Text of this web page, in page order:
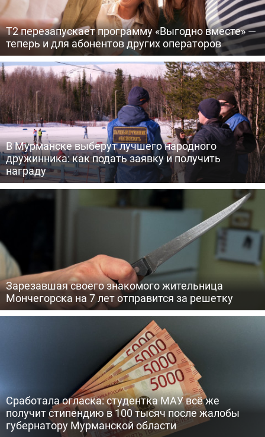
Т2 перезапускает программу «Выгодно вместе» —
теперь и для абонентов других операторов
В Мурманске выберут лучшего народного
дружинника: как подать заявку и получить
награду
Зарезавшая своего знакомого жительница
Мончегорска на 7 лет отправится за решетку
Сработала огласка: студентка МАУ всё же
получит стипендию в 100 тысяч после жалобы
губернатору Мурманской области